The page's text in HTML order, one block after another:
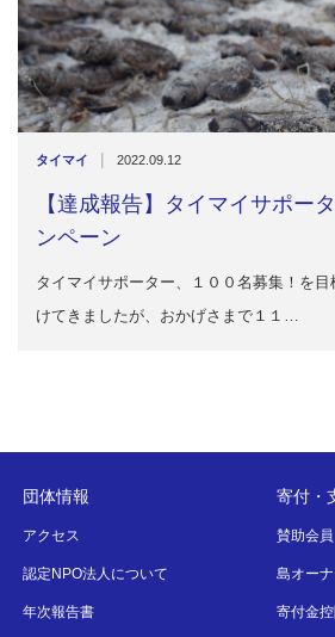
タイマイ | 2022.09.12
【達成報告】タイマイサポー
ンペーン
タイマイサポーター、１００名募集！を
けてきましたが、おかげさまで１１…
団体情報
アクセス
認定NPO法人について
年次報告書
寄付・
賛助会員
島オー
寄付金